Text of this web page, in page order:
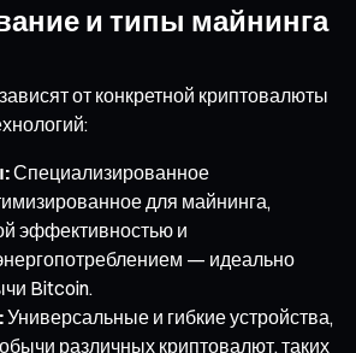
и типы майнинга
от конкретной криптовалюты
Специализированное
для майнинга,
эффективностью и
— идеально
Bitcoin.
Универсальные и гибкие устройства,
различных криптовалют, таких